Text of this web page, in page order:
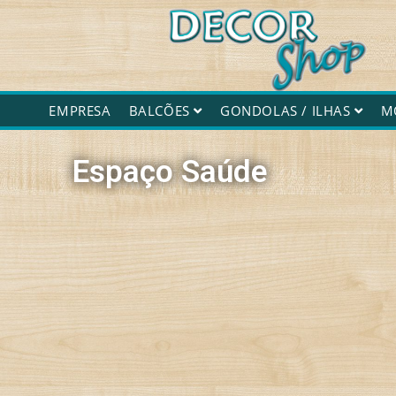
EMPRESA BALCÕES GONDOLAS / ILHAS
Espaço Saúde